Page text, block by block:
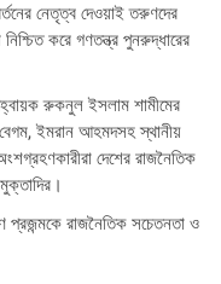
নেতৃত্ব দেওয়াই তরুণদের
করে গণতন্ত্র পুনরুদ্ধারের
রুকনুল ইসলাম শামীমের
ইমরান আহমদসহ স্থানীয়
দেশের রাজনৈতিক
প্রজন্মকে রাজনৈতিক সচেতনতা ও